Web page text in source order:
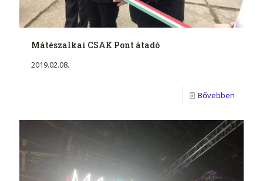
Mátészalkai CSAK Pont átadó
2019.02.08.
Bővebben